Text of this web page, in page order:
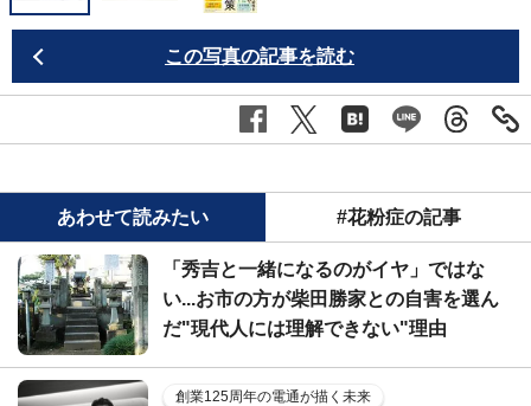
この写真の記事を読む
あわせて読みたい #花粉症の記事
「秀吉と一緒になるのがイヤ」ではな
い...お市の方が柴田勝家との自害を選ん
だ"現代人には理解できない"理由
創業125周年の電通が描く未来